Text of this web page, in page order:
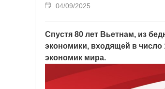
04/09/2025
Спустя 80 лет Вьетнам, из
экономики, входящей в
экономик мира.